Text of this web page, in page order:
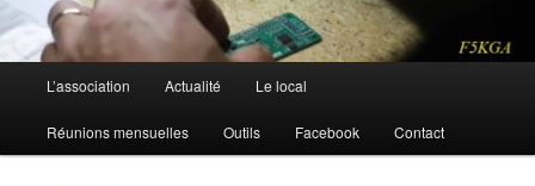
principal
L’association Actualité Le local
Réunions mensuelles Outils Facebook Contact